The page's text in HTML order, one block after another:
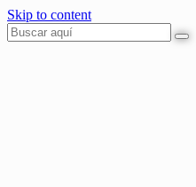
Skip to content